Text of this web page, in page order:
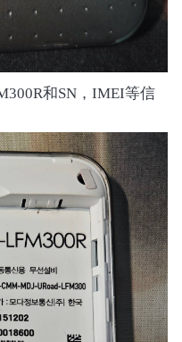
和SN，IMEI等信